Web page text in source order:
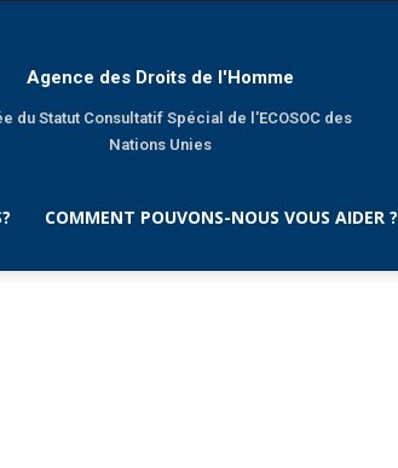
Agence des Droits de l'Homme
du Statut Consultatif Spécial de l'ECOSOC des
Nations Unies
COMMENT POUVONS-NOUS VOUS AIDER ?